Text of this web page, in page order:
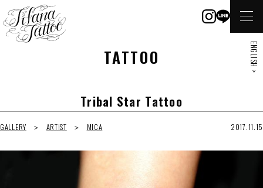
TATTOO
Tribal Star Tattoo
GALLERY ARTIST MICA 2017.11.15
ENGLISH >